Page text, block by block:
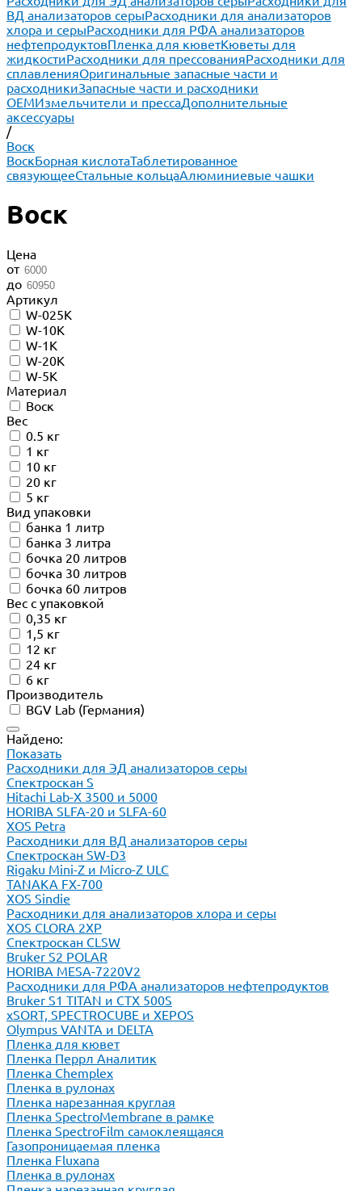
ВД анализаторов серыРасходники для анализаторов
хлора и серыРасходники для РФА анализаторов
нефтепродуктовПленка для кюветКюветы для
жидкостиРасходники для прессованияРасходники для
сплавленияОригинальные запасные части и
расходникиЗапасные части и расходники
ОЕМИзмельчители и прессаДополнительные
аксессуары
/
Воск
ВоскБорная кислотаТаблетированное
связующееСтальные кольцаАлюминиевые чашки
Воск
Цена
от
до
Артикул
W-025K
W-10K
W-1K
W-20K
W-5K
Материал
Воск
Вес
0.5 кг
1 кг
10 кг
20 кг
5 кг
Вид упаковки
банка 1 литр
банка 3 литра
бочка 20 литров
бочка 30 литров
бочка 60 литров
Вес с упаковкой
0,35 кг
1,5 кг
12 кг
24 кг
6 кг
Производитель
BGV Lab (Германия)
Найдено:
Показать
Расходники для ЭД анализаторов серы
Спектроскан S
Hitachi Lab-X 3500 и 5000
HORIBA SLFA-20 и SLFA-60
XOS Petra
Расходники для ВД анализаторов серы
Спектроскан SW-D3
Rigaku Mini-Z и Micro-Z ULC
TANAKA FX-700
XOS Sindie
Расходники для анализаторов хлора и серы
XOS CLORA 2XP
Спектроскан CLSW
Bruker S2 POLAR
HORIBA MESA-7220V2
Расходники для РФА анализаторов нефтепродуктов
Bruker S1 TITAN и CTX 500S
xSORT, SPECTROCUBE и XEPOS
Olympus VANTA и DELTA
Пленка для кювет
Пленка Перрл Аналитик
Пленка Chemplex
Пленка в рулонах
Пленка нарезанная круглая
Пленка SpectroMembrane в рамке
Пленка SpectroFilm самоклеящаяся
Газопроницаемая пленка
Пленка Fluxana
Пленка в рулонах